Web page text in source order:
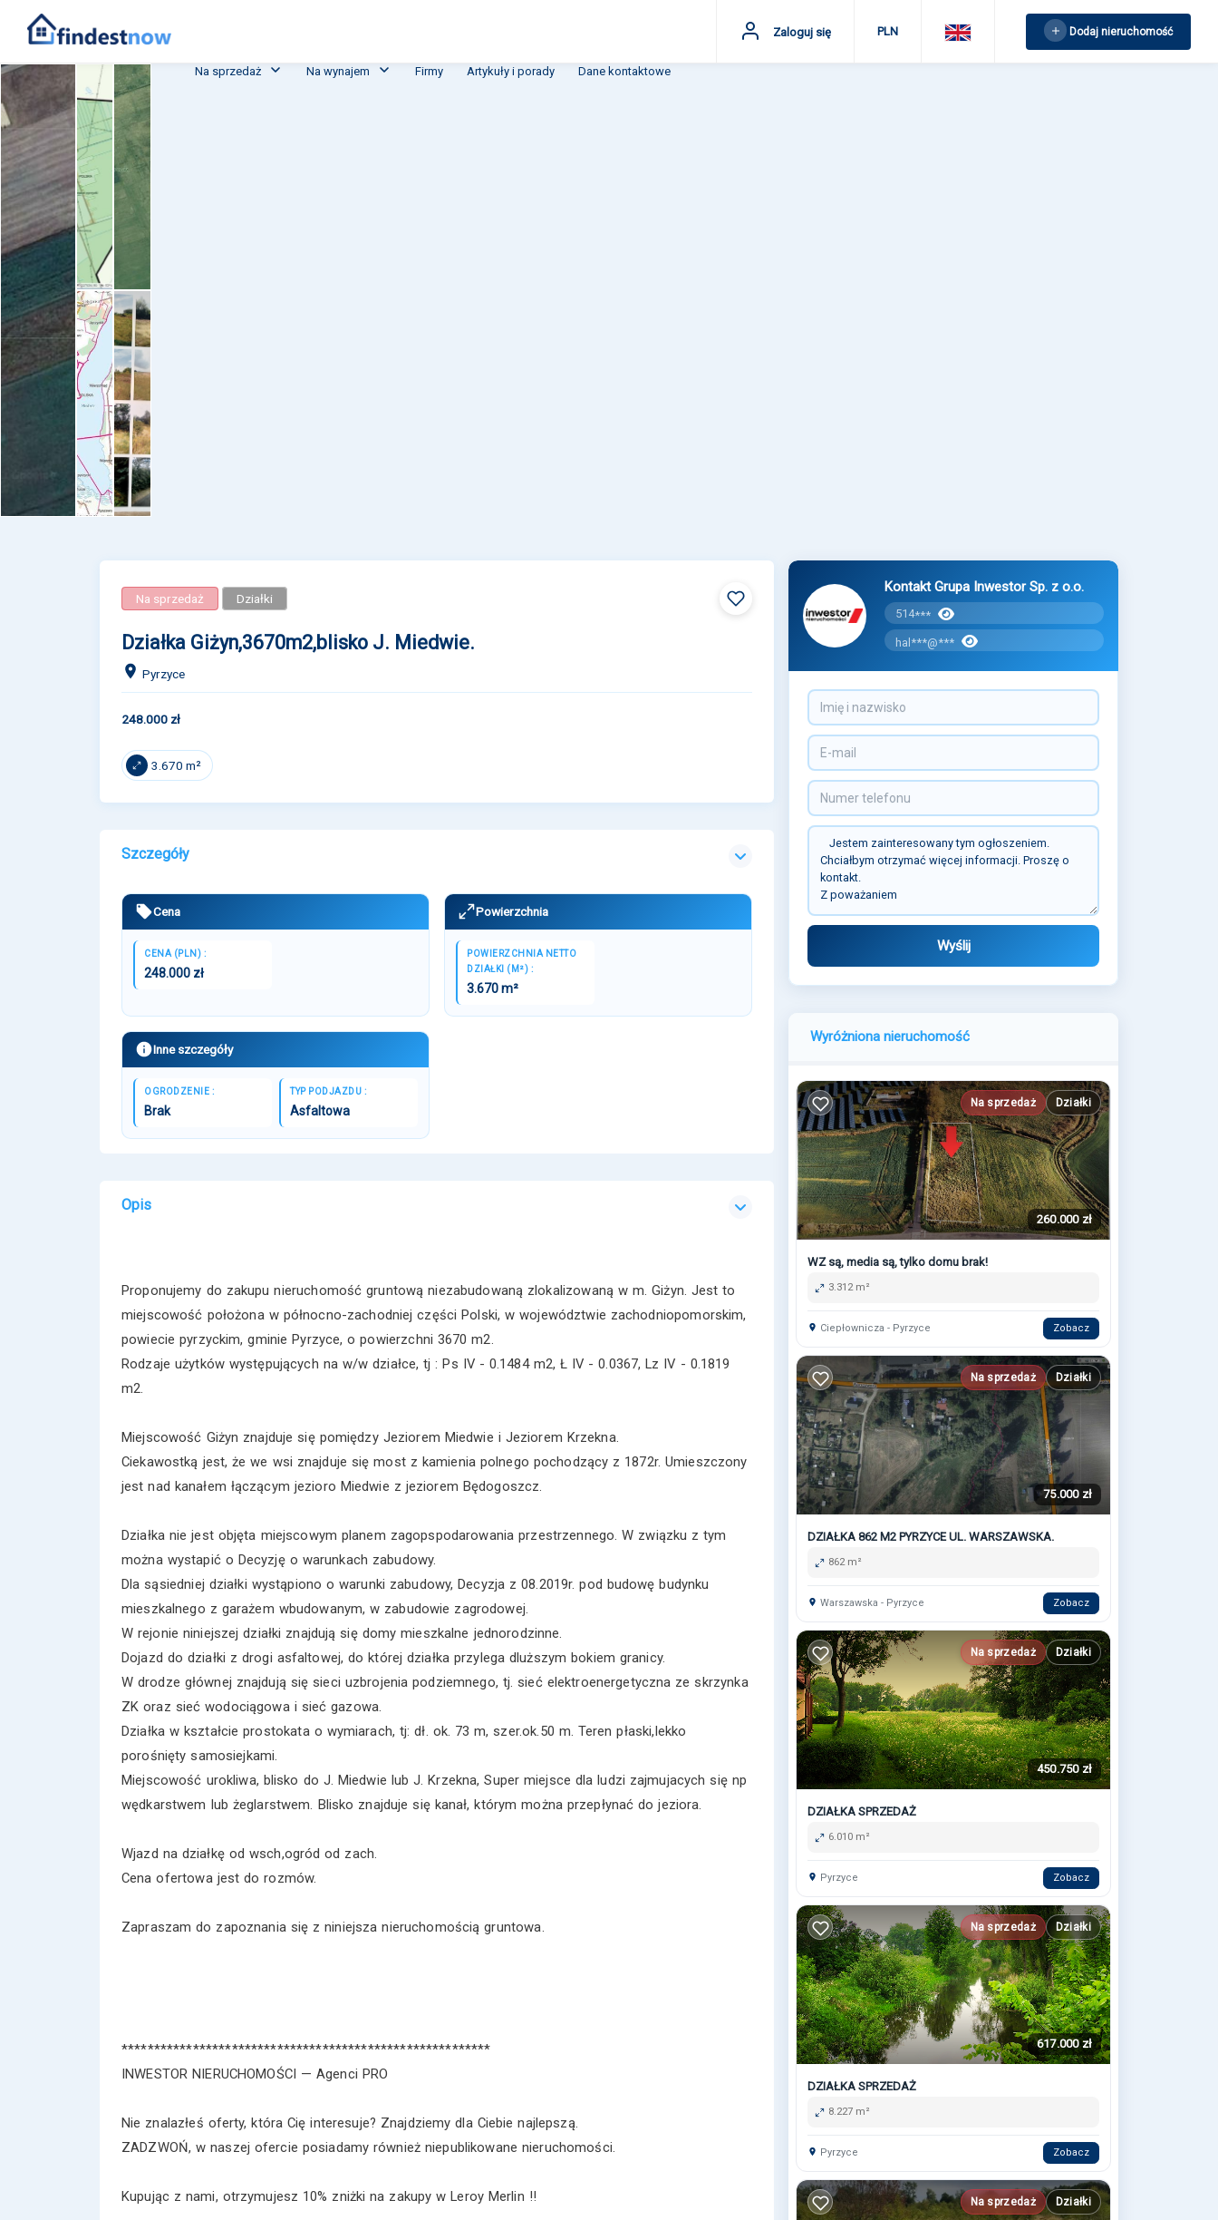
Dodaj nieruchomość
PLN
Zaloguj się
Na sprzedaż Na wynajem Firmy Artykuły i porady Dane kontaktowe
Na sprzedaż Działki
Działka Giżyn,3670m2,blisko J. Miedwie.
Pyrzyce
248.000 zł
3.670 m²
Szczegóły
Cena
CENA (PLN) :
248.000 zł
Powierzchnia
POWIERZCHNIA NETTO
DZIAŁKI (M²) :
3.670 m²
Inne szczegóły
OGRODZENIE :
Brak
TYP PODJAZDU :
Asfaltowa
Opis
Proponujemy do zakupu nieruchomość gruntową niezabudowaną zlokalizowaną w m. Giżyn. Jest to
miejscowość położona w północno-zachodniej części Polski, w województwie zachodniopomorskim,
powiecie pyrzyckim, gminie Pyrzyce, o powierzchni 3670 m2.
Rodzaje użytków występujących na w/w działce, tj : Ps IV - 0.1484 m2, Ł IV - 0.0367, Lz IV - 0.1819
m2.
Miejscowość Giżyn znajduje się pomiędzy Jeziorem Miedwie i Jeziorem Krzekna.
Ciekawostką jest, że we wsi znajduje się most z kamienia polnego pochodzący z 1872r. Umieszczony
jest nad kanałem łączącym jezioro Miedwie z jeziorem Będogoszcz.
Działka nie jest objęta miejscowym planem zagopspodarowania przestrzennego. W związku z tym
można wystapić o Decyzję o warunkach zabudowy.
Dla sąsiedniej działki wystąpiono o warunki zabudowy, Decyzja z 08.2019r. pod budowę budynku
mieszkalnego z garażem wbudowanym, w zabudowie zagrodowej.
W rejonie niniejszej działki znajdują się domy mieszkalne jednorodzinne.
Dojazd do działki z drogi asfaltowej, do której działka przylega dluższym bokiem granicy.
W drodze głównej znajdują się sieci uzbrojenia podziemnego, tj. sieć elektroenergetyczna ze skrzynka
ZK oraz sieć wodociągowa i sieć gazowa.
Działka w kształcie prostokata o wymiarach, tj: dł. ok. 73 m, szer.ok.50 m. Teren płaski,lekko
porośnięty samosiejkami.
Miejscowość urokliwa, blisko do J. Miedwie lub J. Krzekna, Super miejsce dla ludzi zajmujacych się np
wędkarstwem lub żeglarstwem. Blisko znajduje się kanał, którym można przepłynać do jeziora.
Wjazd na działkę od wsch,ogród od zach.
Cena ofertowa jest do rozmów.
Zapraszam do zapoznania się z niniejsza nieruchomością gruntowa.
*********************************************************
INWESTOR NIERUCHOMOŚCI — Agenci PRO
Nie znalazłeś oferty, która Cię interesuje? Znajdziemy dla Ciebie najlepszą.
ZADZWOŃ, w naszej ofercie posiadamy również niepublikowane nieruchomości.
Kupując z nami, otrzymujesz 10% zniżki na zakupy w Leroy Merlin !!
Kontakt Grupa Inwestor Sp. z o.o.
514***
hal***@***
Wyślij
Wyróżniona nieruchomość
Na sprzedaż Działki
260.000 zł
WZ są, media są, tylko domu brak!
3.312 m²
Ciepłownicza - Pyrzyce Zobacz
Na sprzedaż Działki
75.000 zł
DZIAŁKA 862 M2 PYRZYCE UL. WARSZAWSKA.
862 m²
Warszawska - Pyrzyce Zobacz
Na sprzedaż Działki
450.750 zł
DZIAŁKA SPRZEDAŻ
6.010 m²
Pyrzyce Zobacz
Na sprzedaż Działki
617.000 zł
DZIAŁKA SPRZEDAŻ
8.227 m²
Pyrzyce Zobacz
Na sprzedaż Działki